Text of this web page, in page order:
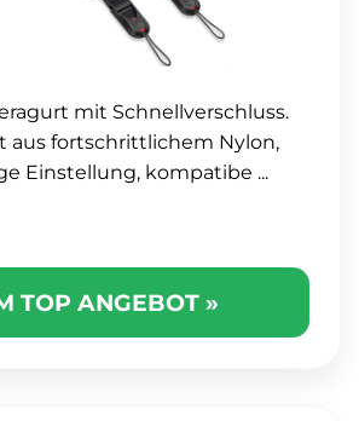
mit Schnellverschluss.
aus fortschrittlichem Nylon,
Einstellung, kompatibe ...
TOP ANGEBOT »